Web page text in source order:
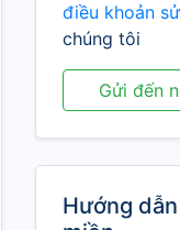
điều khoản
chúng tôi
Gửi đến
Hướng